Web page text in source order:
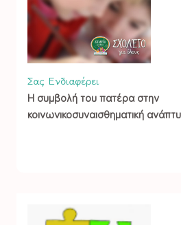
Σας Ενδιαφέρει
Η συμβολή του πατέρα στην
κοινωνικοσυναισθηματική